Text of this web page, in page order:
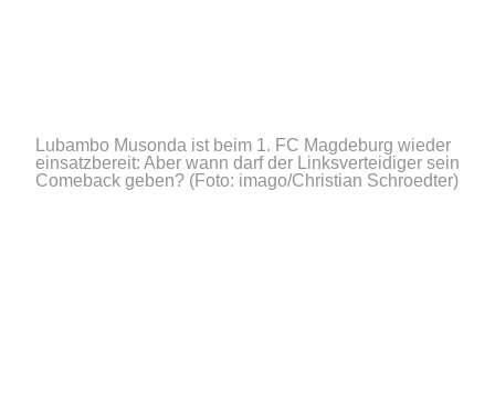
Lubambo Musonda ist beim 1. FC Magdeburg wieder
einsatzbereit: Aber wann darf der Linksverteidiger sein
Comeback geben? (Foto: imago/Christian Schroedter)